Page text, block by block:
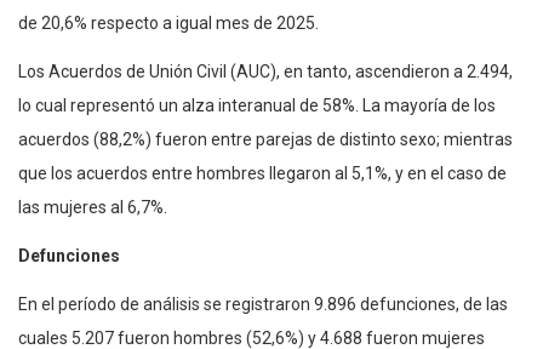
de 20,6% respecto a igual mes de 2025.
Los Acuerdos de Unión Civil (AUC), en tanto, ascendieron a 2.494,
lo cual representó un alza interanual de 58%. La mayoría de los
acuerdos (88,2%) fueron entre parejas de distinto sexo; mientras
que los acuerdos entre hombres llegaron al 5,1%, y en el caso de
las mujeres al 6,7%.
Defunciones
En el período de análisis se registraron 9.896 defunciones, de las
cuales 5.207 fueron hombres (52,6%) y 4.688 fueron mujeres